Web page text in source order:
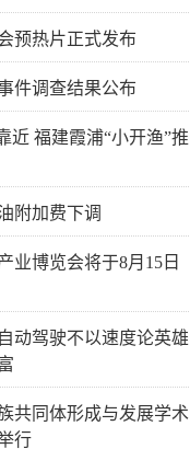
预热片正式发布
件调查结果公布
近 福建霞浦“小开渔”推
附加费下调
业博览会将于8月15日
动驾驶不以速度论英雄
共同体形成与发展学术
行